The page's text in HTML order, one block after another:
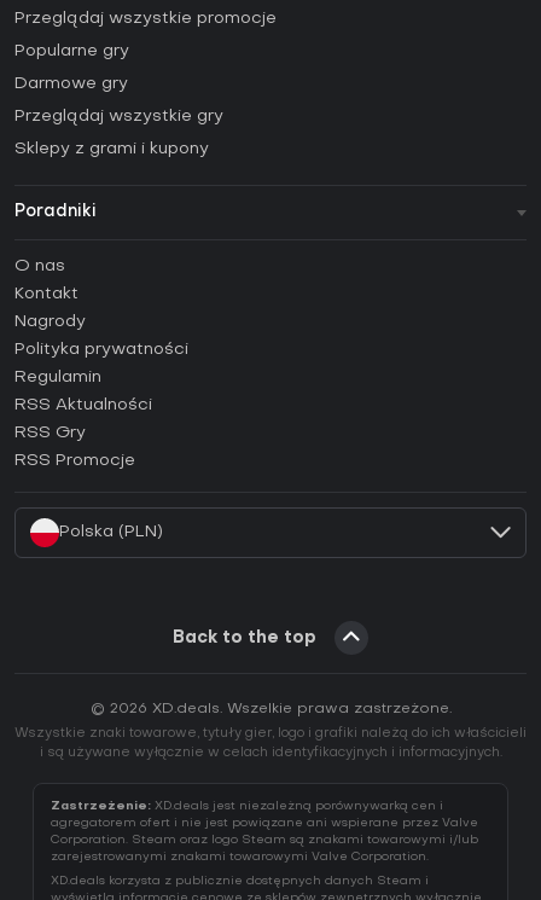
Przeglądaj wszystkie promocje
Popularne gry
Darmowe gry
Przeglądaj wszystkie gry
Sklepy z grami i kupony
Poradniki
Poradniki
Jak aktywować klucz Steam (CD Key)?
Jak aktywować klucz Epic Games (CD Key)?
Jak aktywować klucz GOG (CD Key)?
Jak aktywować klucz Ubisoft Connect (CD Key)?
O nas
Kontakt
Nagrody
Polityka prywatności
Regulamin
RSS Aktualności
RSS Gry
RSS Promocje
Polska (PLN)
Back to the top
© 2026 XD.deals. Wszelkie prawa zastrzeżone.
Wszystkie znaki towarowe, tytuły gier, logo i grafiki należą do ich właścicieli
i są używane wyłącznie w celach identyfikacyjnych i informacyjnych.
Zastrzeżenie: XD.deals jest niezależną porównywarką cen i
agregatorem ofert i nie jest powiązane ani wspierane przez Valve
Corporation. Steam oraz logo Steam są znakami towarowymi i/lub
zarejestrowanymi znakami towarowymi Valve Corporation.
XD.deals korzysta z publicznie dostępnych danych Steam i